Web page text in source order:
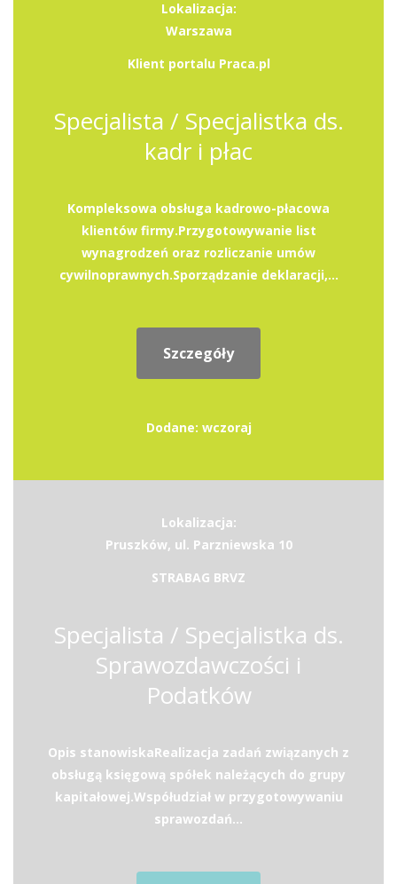
Lokalizacja:
Warszawa
Klient portalu Praca.pl
Specjalista / Specjalistka ds.
kadr i płac
Kompleksowa obsługa kadrowo-płacowa
klientów firmy.Przygotowywanie list
wynagrodzeń oraz rozliczanie umów
cywilnoprawnych.Sporządzanie deklaracji,...
Szczegóły
Dodane: wczoraj
Lokalizacja:
Pruszków, ul. Parzniewska 10
STRABAG BRVZ
Specjalista / Specjalistka ds.
Sprawozdawczości i
Podatków
Opis stanowiskaRealizacja zadań związanych z
obsługą księgową spółek należących do grupy
kapitałowej.Współudział w przygotowywaniu
sprawozdań...